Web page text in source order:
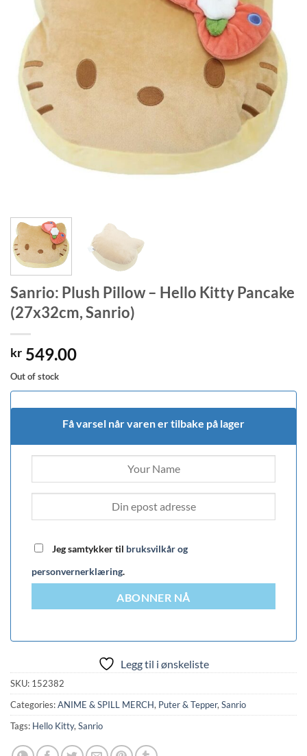
Sanrio: Plush Pillow – Hello Kitty Pancake
(27x32cm, Sanrio)
kr 549.00
Out of stock
Få varsel når varen er tilbake på lager
Jeg samtykker til bruksvilkår og
personvernerklæring.
ABONNER NÅ
Legg til i ønskeliste
SKU: 152382
Categories:ANIME & SPILL MERCH, Puter & Tepper, Sanrio
Tags: Hello Kitty, Sanrio